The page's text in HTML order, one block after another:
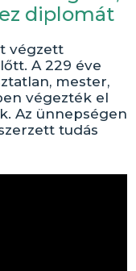
diplomát
végzett
A 229 éve
mester,
végezték el
Az ünnepségen
tudás